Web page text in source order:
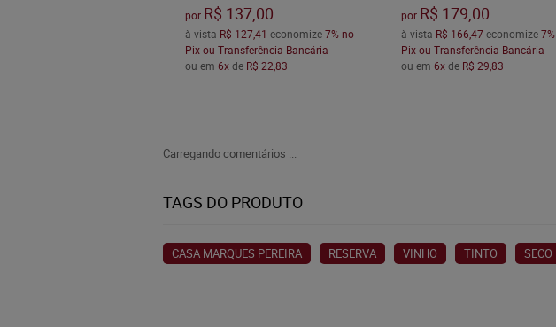
por R$ 137,00
à vista R$ 127,41 economize7% no
Pix ou Transferência Bancária
ou em 6xde R$ 22,83
por R$ 179,00
à vista R$ 166,47economize7%
Pix ou Transferência Bancária
ou em 6xde R$ 29,83
Carregando comentários ...
TAGS DO PRODUTO
CASA MARQUES PEREIRA RESERVA VINHO TINTO SECO